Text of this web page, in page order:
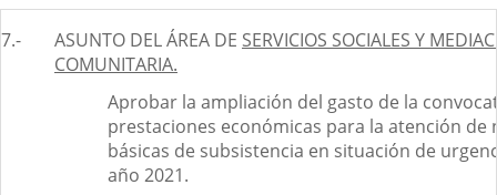
7.- ASUNTO DEL ÁREA DE SERVICIOS SOCIALES Y
COMUNITARIA.
Aprobar la ampliación del gasto de la
prestaciones económicas para la atención de
básicas de subsistencia en situación de
año 2021.